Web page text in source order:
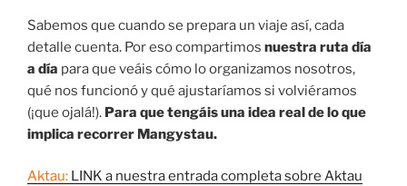
Sabemos que cuando se prepara un viaje así, cada
detalle cuenta. Por eso compartimos nuestra ruta día
a día para que veáis cómo lo organizamos nosotros,
qué nos funcionó y qué ajustaríamos si volviéramos
(¡que ojalá!). Para que tengáis una idea real de lo que
implica recorrer Mangystau.
Aktau: LINK a nuestra entrada completa sobre Aktau